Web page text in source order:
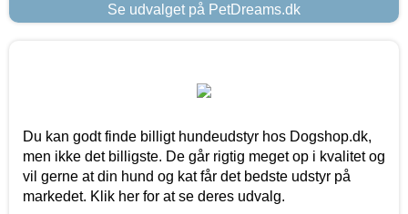
Se udvalget på PetDreams.dk
Du kan godt finde billigt hundeudstyr hos Dogshop.dk,
men ikke det billigste. De går rigtig meget op i kvalitet og
vil gerne at din hund og kat får det bedste udstyr på
markedet. Klik her for at se deres udvalg.